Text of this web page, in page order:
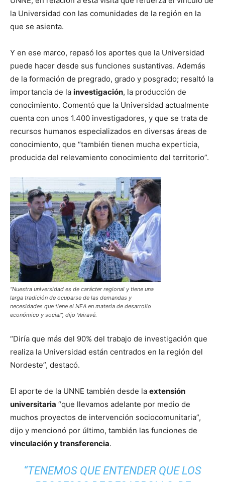
la Universidad con las comunidades de la región en la
que se asienta.
Y en ese marco, repasó los aportes que la Universidad
puede hacer desde sus funciones sustantivas. Además
de la formación de pregrado, grado y posgrado; resaltó la
importancia de la investigación, la producción de
conocimiento. Comentó que la Universidad actualmente
cuenta con unos 1.400 investigadores, y que se trata de
recursos humanos especializados en diversas áreas de
conocimiento, que “también tienen mucha experticia,
producida del relevamiento conocimiento del territorio”.
“Nuestra universidad es de carácter regional y tiene una
larga tradición de ocuparse de las demandas y
necesidades que tiene el NEA en materia de desarrollo
económico y social”, dijo Veiravé.
“Diría que más del 90% del trabajo de investigación que
realiza la Universidad están centrados en la región del
Nordeste”, destacó.
El aporte de la UNNE también desde la extensión
universitaria “que llevamos adelante por medio de
muchos proyectos de intervención sociocomunitaria”,
dijo y mencionó por último, también las funciones de
vinculación y transferencia.
“TENEMOS QUE ENTENDER QUE LOS